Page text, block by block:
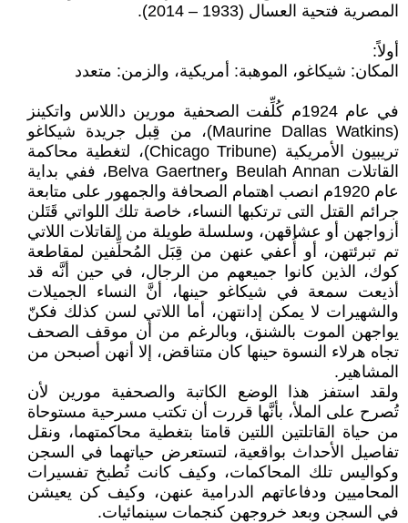
المصرية فتحية العسال (1933 – 2014).
أولاً:
المكان: شيكاغو، الموهبة: أمريكية، والزمن: متعدد
في عام 1924م كُلِّفت الصحفية مورين داللاس واتكينز
(Maurine Dallas Watkins)، من قِبل جريدة شيكاغو
تريبيون الأمريكية (Chicago Tribune)، لتغطية محاكمة
القاتلات Beulah Annan وBelva Gaertner، ففي بداية
عام 1920م انصب اهتمام الصحافة والجمهور على متابعة
جرائم القتل التى ترتكبها النساء، خاصة تلك اللواتي قَتَلن
أزواجهن أو عشاقهن، وسلسلة طويلة من القاتلات اللاتي
تم تبرئتهن، أو أُعفي عنهن من قِبَل المُحلِّفين لمقاطعة
كوك، الذين كانوا جميعهم من الرجال، في حين أنَّه قد
أذيعت سمعة في شيكاغو حينها، أنَّ النساء الجميلات
والشهيرات لا يمكن إدانتهن، أما اللاتي لسن كذلك فكنّ
يواجهن الموت بالشنق، وبالرغم من أن موقف الصحف
تجاه هرلاء النسوة حينها كان متناقض، إلا أنهن أصبحن من
المشاهير.
ولقد استفز هذا الوضع الكاتبة والصحفية مورين لأن
تُصرح على الملأ، بأنَّها قررت أن تكتب مسرحية مستوحاة
من حياة القاتلتين اللتين قامتا بتغطية محاكمتهما، ونقل
تفاصيل الأحداث بواقعية، لتستعرض حياتهما في السجن
وكواليس تلك المحاكمات، وكيف كانت تُطبخ تفسيرات
المحاميين ودفاعاتهم الدرامية عنهن، وكيف كن يعيشن
في السجن وبعد خروجهن كنجمات سينمائيات.